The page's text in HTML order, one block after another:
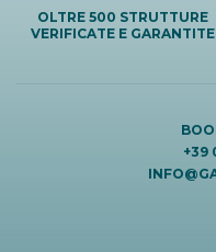
OLTRE 500 STRUTTURE
VERIFICATE E GARANTITE
+39